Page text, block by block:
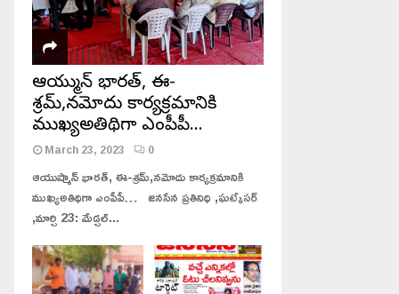
ఆయుష్మాన్ భారత్, ఈ-
శ్రమ్,నమోదు కార్యక్రమానికి
ముఖ్యఅతిథిగా ఎంపీపీ…
March 23, 2023 0
ఆయుష్మాన్ భారత్, ఈ-శ్రమ్,నమోదు కార్యక్రమానికి
ముఖ్యఅతిథిగా ఎంపీపీ… జనసేన ప్రతినిధి ,ఘట్కేసర్
,మార్చి 23: మేడ్చల్...